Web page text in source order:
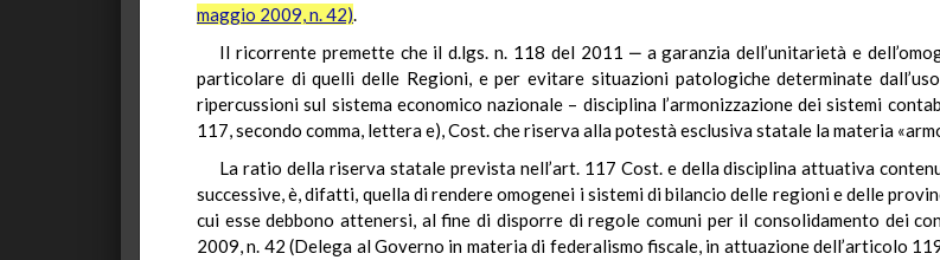
maggio 2009, n. 42).
Il ricorrente premette che il d.lgs. n. 118 del 2011 ‒ a garanzia dell’unitarietà e
particolare di quelli delle Regioni, e per evitare situazioni patologiche determinate
ripercussioni sul sistema economico nazionale – disciplina l’armonizzazione dei sistemi
117, secondo comma, lettera e), Cost. che riserva alla potestà esclusiva statale la materia
La ratio della riserva statale prevista nell’art. 117 Cost. e della disciplina attuativa
successive, è, difatti, quella di rendere omogenei i sistemi di bilancio delle regioni e delle
cui esse debbono attenersi, al fine di disporre di regole comuni per il consolidamento dei
2009, n. 42 (Delega al Governo in materia di federalismo fiscale, in attuazione dell’articolo